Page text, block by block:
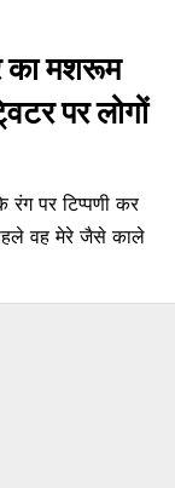
का मशरूम
पर लोगों
रंग पर टिप्पणी कर
वह मेरे जैसे काले